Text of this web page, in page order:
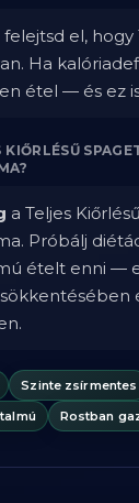
felejtsd el, hogy
Ha
étel — és ez
KIŐRLÉSŰ
a Teljes
Próbálj
ételt enni —
Szinte zsírmentes
Rostban